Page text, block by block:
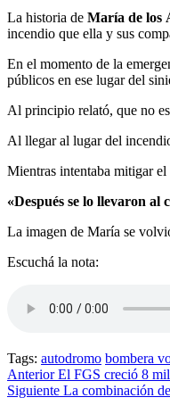
Compartir
La historia de María de los
incendio que ella y sus
En el momento de la
públicos en ese lugar del
Al principio relató, que no
Al llegar al lugar del
Mientras intentaba mitigar
«Después se lo llevaron
La imagen de María se
Escuchá la nota:
Tags: autodromo bombera
Post
navigation
AnteriorEl FGS creció 8 mil
Siguiente La combinación